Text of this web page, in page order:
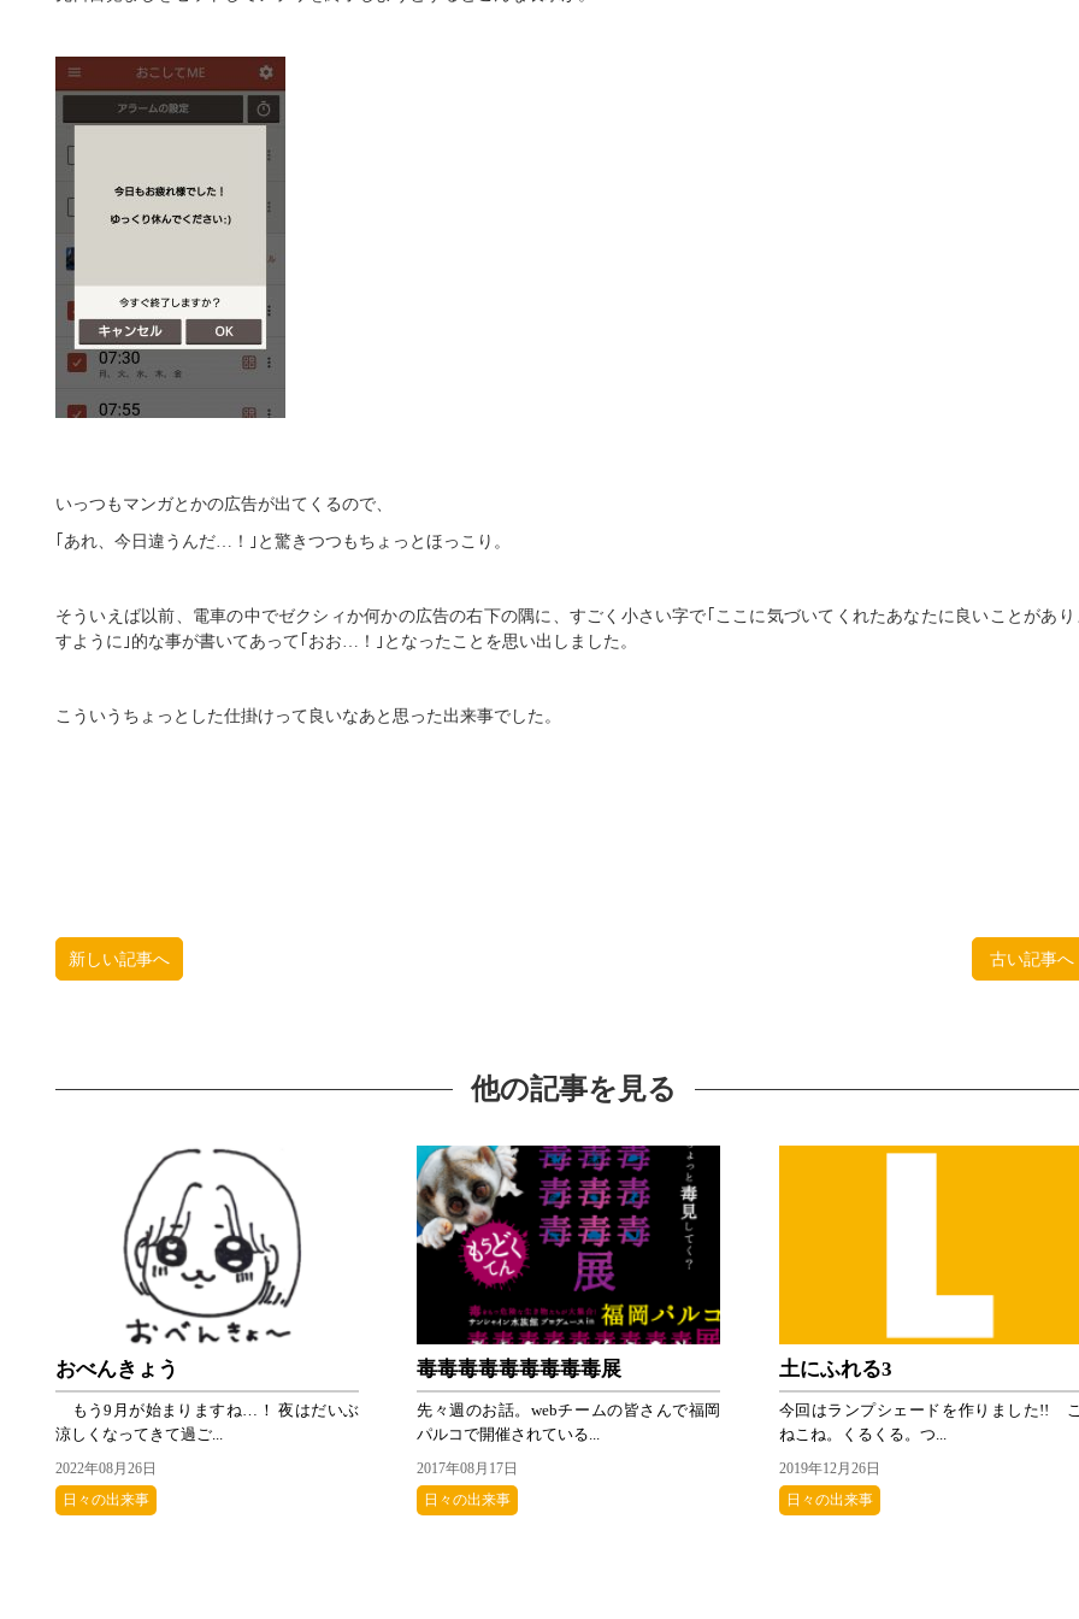
いっつもマンガとかの広告が出てくるので、
｢あれ、今日違うんだ…！｣と驚きつつもちょっとほっこり。
そういえば以前、電車の中でゼクシィか何かの広告の右下の隅に、すごく小さい字で｢ここに気づいてくれたあなたに良いことがあり
すように｣的な事が書いてあって｢おお…！｣となったことを思い出しました。
こういうちょっとした仕掛けって良いなあと思った出来事でした。
新しい記事へ 古い記事へ
他の記事を見る
おべんきょう
もう9月が始まりますね…！ 夜はだいぶ
涼しくなってきて過ご...
2022年08月26日
日々の出来事
毒毒毒毒毒毒毒毒毒展
先々週のお話。webチームの皆さんで福岡
パルコで開催されている...
2017年08月17日
日々の出来事
土にふれる3
今回はランプシェードを作りました!!
ねこね。くるくる。つ...
2019年12月26日
日々の出来事